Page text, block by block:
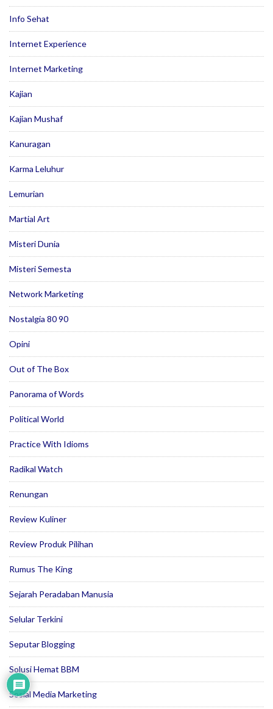
Info Sehat
Internet Experience
Internet Marketing
Kajian
Kajian Mushaf
Kanuragan
Karma Leluhur
Lemurian
Martial Art
Misteri Dunia
Misteri Semesta
Network Marketing
Nostalgia 80 90
Opini
Out of The Box
Panorama of Words
Political World
Practice With Idioms
Radikal Watch
Renungan
Review Kuliner
Review Produk Pilihan
Rumus The King
Sejarah Peradaban Manusia
Selular Terkini
Seputar Blogging
Solusi Hemat BBM
Sosial Media Marketing